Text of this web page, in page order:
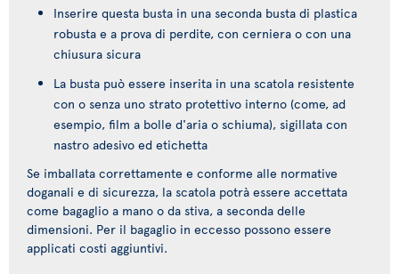
Inserire questa busta in una seconda busta di plastica
robusta e a prova di perdite, con cerniera o con una
chiusura sicura
La busta può essere inserita in una scatola resistente
con o senza uno strato protettivo interno (come, ad
esempio, film a bolle d'aria o schiuma), sigillata con
nastro adesivo ed etichetta
Se imballata correttamente e conforme alle normative
doganali e di sicurezza, la scatola potrà essere accettata
come bagaglio a mano o da stiva, a seconda delle
dimensioni. Per il bagaglio in eccesso possono essere
applicati costi aggiuntivi.